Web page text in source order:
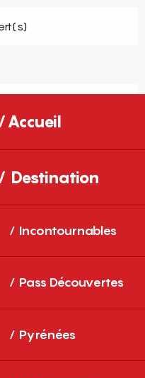
Accueil
Destination
Incontournables
Pass Découvertes
Pyrénées
2026
2026
décembre 2026
66650